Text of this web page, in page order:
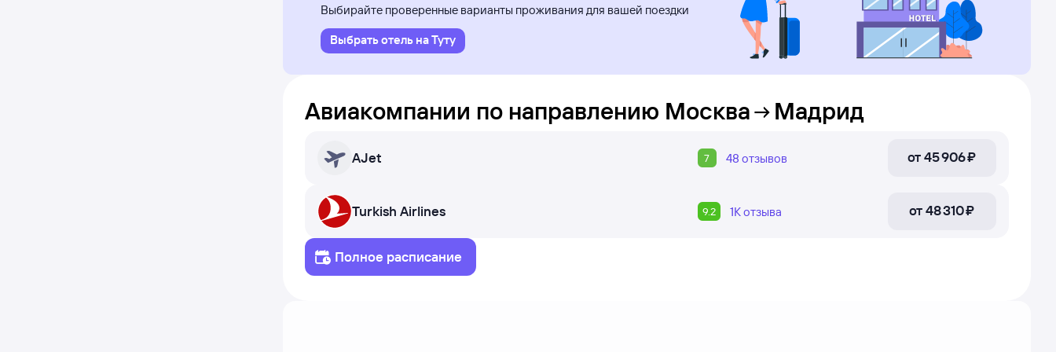
Выбирайте проверенные варианты проживания для вашей поездки
Выбрать отель на Туту
Авиакомпании по направлению Москва Мадрид
AJet 7 48 отзывов от 45 ⁠906 ⁠₽
Turkish Airlines 9.2 1Котзыва от 48 ⁠310 ⁠₽
Полное расписание